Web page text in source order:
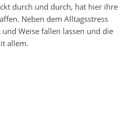
durch und durch, hat hier ihre
Neben dem Alltagsstress
Weise fallen lassen und die
allem.